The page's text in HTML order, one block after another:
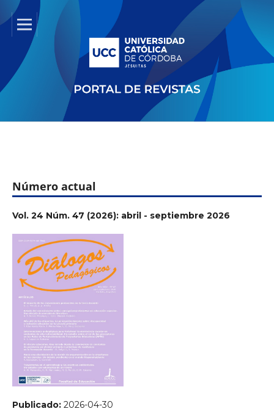
Número actual
Vol. 24 Núm. 47 (2026): abril - septiembre 2026
Publicado: 2026-04-30